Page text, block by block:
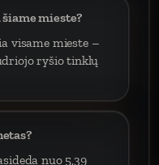
mieste?
visame mieste –
ryšio tinklų
nuo 5,39